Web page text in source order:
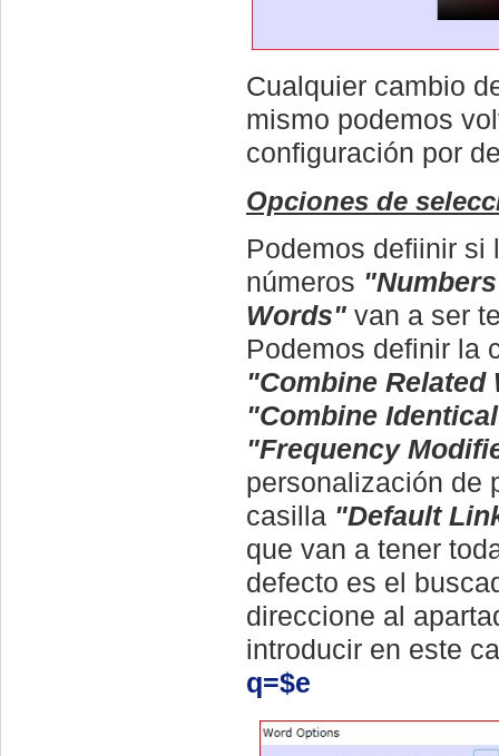
Cualquier cambio
mismo podemos
configuración por
Opciones de
Podemos defiinir si
números
Words" van a ser
Podemos definir la
"Combine Related
"Combine
"Frequency
personalización de
casilla "Default
que van a tener
defecto es el
direccione al
introducir en este
q=$e